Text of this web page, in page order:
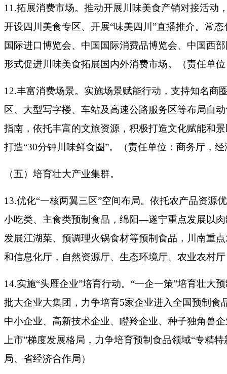
11.拓展消费市场。推动开展川味美食产销对接活动
开设四川美食专区、开展“味美四川”直播推介。常
国际进口博览会、中国国际消费品博览会、中国西
形式促进川味美食拓展国内外消费市场。（责任单
12.丰富消费场景。实施场景赋能行动，支持知名商
区、大型写字楼、车站及高速公路服务区等布局自
指南，依托丰富的文旅资源，积极打造文化赋能和
打造“30分钟川味鲜食圈”。（责任单位：商务厅，
（五）培育壮大产业集群。
13.优化“一核两翼三区”空间布局。依托农产品资源
小吃类、主食类预制食品，绵阳—遂宁重点发展以
发展江湖菜、预调理火锅食材等预制食品，川南重
和信息化厅，自然资源厅、生态环境厅、农业农村
14.实施“头雁企业”培育行动。“一企一策”培育壮
批大企业大集团，力争培育5家企业进入全国预制
中小企业、高新技术企业、瞪羚企业、种子独角兽
上市”梯度发展格局，力争培育预制食品领域“专精
局、省经济合作局）